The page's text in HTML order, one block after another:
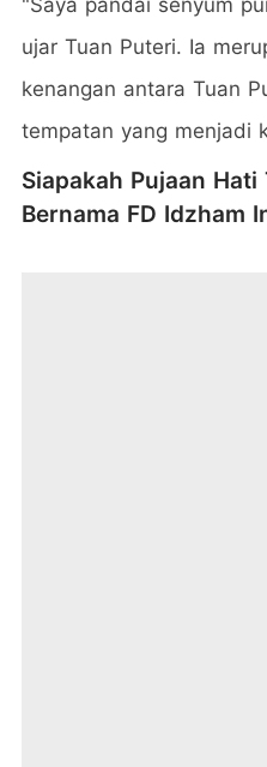
ujar Tuan Puteri. Ia
kenangan antara Tuan
tempatan yang menjadi
Siapakah Pujaan
Bernama FD Idzham